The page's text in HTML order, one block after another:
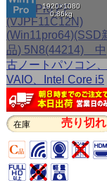
1920×1080
0.86kg
在庫 売り切れ